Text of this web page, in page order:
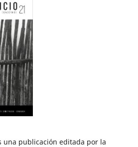
una publicación editada por la